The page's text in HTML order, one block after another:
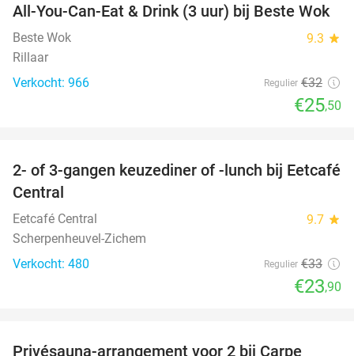
20%
All-You-Can-Eat & Drink (3 uur) bij Beste Wok
Beste Wok 9.3 star
Rillaar
Verkocht: 966
Regulier €32
€25,50
28%
2- of 3-gangen keuzediner of -lunch bij Eetcafé
Central
Eetcafé Central 9.7 star
Scherpenheuvel-Zichem
Verkocht: 480
Regulier €33
€23,90
Privésauna-arrangement voor 2 bij Carpe